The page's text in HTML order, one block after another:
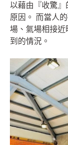
以藉由『收驚』
原因。 而當人
場、氣場相接近
到的情況。